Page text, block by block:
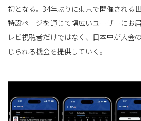
初となる。34年ぶりに東京で開催される
特設ページを通じて幅広いユーザーにお
レビ視聴者だけではなく、日本中が大会
じられる機会を提供していく。